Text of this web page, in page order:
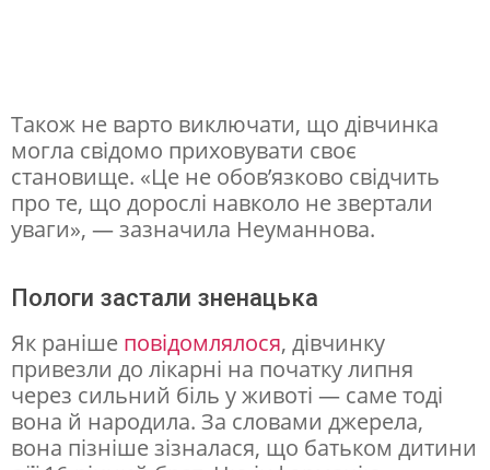
і
с
т
ь
Також не варто виключати, що дівчинка
могла свідомо приховувати своє
становище. «Це не обов’язково свідчить
про те, що дорослі навколо не звертали
уваги», — зазначила Неуманнова.
Пологи застали зненацька
Як раніше повідомлялося, дівчинку
привезли до лікарні на початку липня
через сильний біль у животі — саме тоді
вона й народила. За словами джерела,
вона пізніше зізналася, що батьком дитини